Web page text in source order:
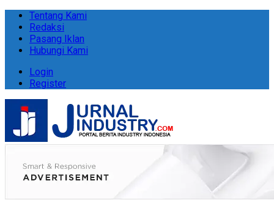
Tentang Kami
Redaksi
Pasang Iklan
Hubungi Kami
Login
Register